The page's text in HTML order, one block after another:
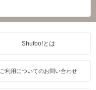
Shufoo!とは
ご利用についてのお問い合わせ